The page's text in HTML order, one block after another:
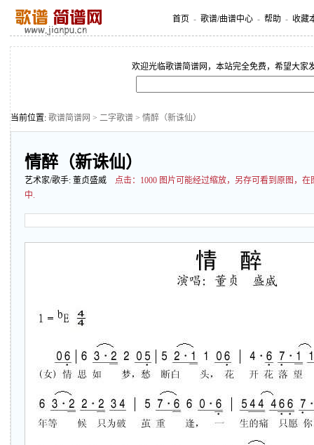
首页 - 歌谱/曲谱中心 - 帮助 - 收藏
欢迎光临歌谱简谱网，本站完全免费，希望大家
当前位置: 歌谱简谱网 > 二字歌谱 > 情醉（新诛仙）
情醉（新诛仙）
艺术家/歌手: 董贞盛威 点击： 1000 图片可能经过缩放，另存可看到原图，
中.